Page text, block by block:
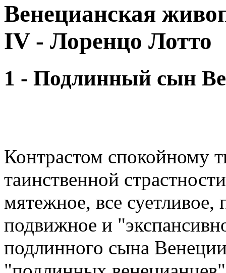
Венецианская
IV - Лоренцо Лотто
1 - Подлинный сын
Контрастом спокойному
таинственной
мятежное, все
подвижное и
подлинного сына